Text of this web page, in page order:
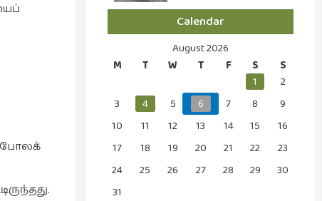
போலக்
Calendar
August 2026
M
T W T F S
S
1
2
3
4 5 6 7 8
9
10
11 12 13 14 15
16
17
18 19 20 21 22
23
24
25 26 27 28 29
30
31